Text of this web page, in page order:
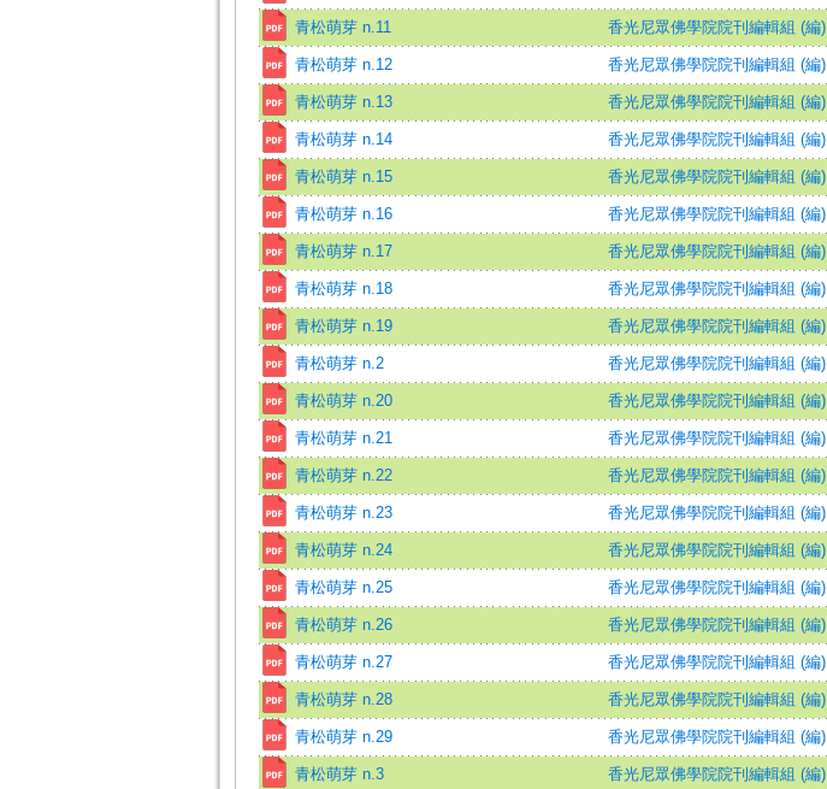
青松萌芽 n.11 香光尼眾佛學院院刊編輯組 (編)
青松萌芽 n.12 香光尼眾佛學院院刊編輯組 (編)
青松萌芽 n.13 香光尼眾佛學院院刊編輯組 (編)
青松萌芽 n.14 香光尼眾佛學院院刊編輯組 (編)
青松萌芽 n.15 香光尼眾佛學院院刊編輯組 (編)
青松萌芽 n.16 香光尼眾佛學院院刊編輯組 (編)
青松萌芽 n.17 香光尼眾佛學院院刊編輯組 (編)
青松萌芽 n.18 香光尼眾佛學院院刊編輯組 (編)
青松萌芽 n.19 香光尼眾佛學院院刊編輯組 (編)
青松萌芽 n.2 香光尼眾佛學院院刊編輯組 (編)
青松萌芽 n.20 香光尼眾佛學院院刊編輯組 (編)
青松萌芽 n.21 香光尼眾佛學院院刊編輯組 (編)
青松萌芽 n.22 香光尼眾佛學院院刊編輯組 (編)
青松萌芽 n.23 香光尼眾佛學院院刊編輯組 (編)
青松萌芽 n.24 香光尼眾佛學院院刊編輯組 (編)
青松萌芽 n.25 香光尼眾佛學院院刊編輯組 (編)
青松萌芽 n.26 香光尼眾佛學院院刊編輯組 (編)
青松萌芽 n.27 香光尼眾佛學院院刊編輯組 (編)
青松萌芽 n.28 香光尼眾佛學院院刊編輯組 (編)
青松萌芽 n.29 香光尼眾佛學院院刊編輯組 (編)
青松萌芽 n.3 香光尼眾佛學院院刊編輯組 (編)